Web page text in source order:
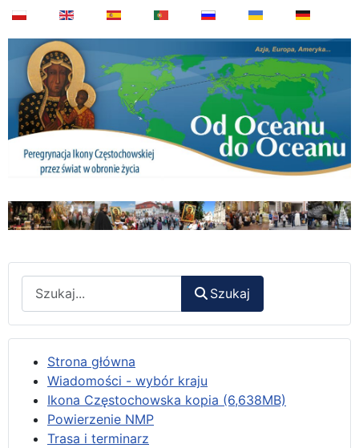
Szukaj
Strona główna
Wiadomości - wybór kraju
Ikona Częstochowska kopia (6,638MB)
Powierzenie NMP
Trasa i terminarz